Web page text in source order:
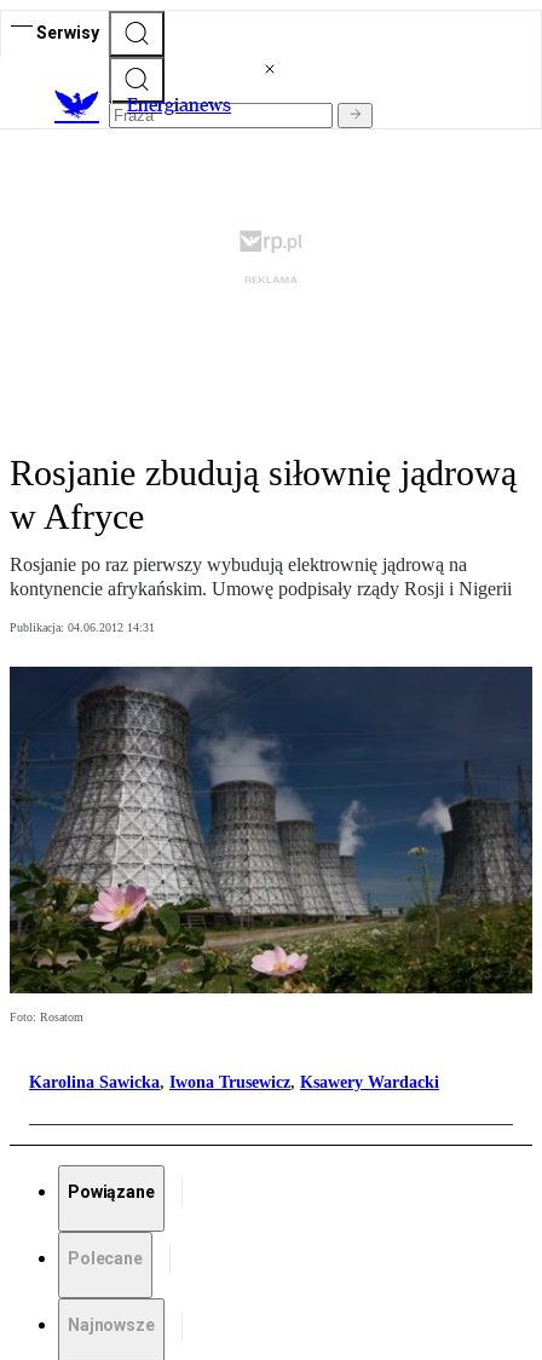
Serwisy
Energianews
Rosjanie zbudują siłownię jądrową
w Afryce
Rosjanie po raz pierwszy wybudują elektrownię jądrową na
kontynencie afrykańskim. Umowę podpisały rządy Rosji i Nigerii
Publikacja: 04.06.2012 14:31
Foto: Rosatom
Karolina Sawicka, Iwona Trusewicz, Ksawery Wardacki
Powiązane
Polecane
Najnowsze